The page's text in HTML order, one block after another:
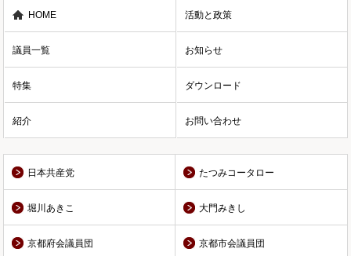
HOME 活動と政策
議員一覧 お知らせ
特集 ダウンロード
紹介 お問い合わせ
日本共産党 たつみコータロー
堀川あきこ 大門みきし
京都府会議員団 京都市会議員団